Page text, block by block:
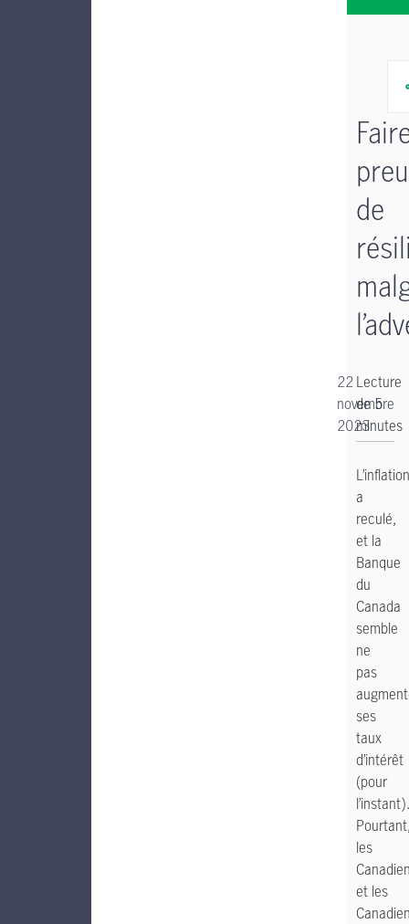
de
Lecture
de 5
22
novembre
2023
L’inflation
a
reculé,
et la
Banque
du
Canada
semble
ne
pas
ses
taux
d’intérêt
(pour
l’instant).
les
et les